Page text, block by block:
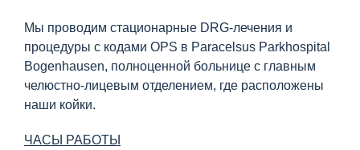
Мы проводим стационарные DRG-лечения и
процедуры с кодами OPS в Paracelsus Parkhospital
Bogenhausen, полноценной больнице с главным
челюстно-лицевым отделением, где расположены
наши койки.
ЧАСЫ РАБОТЫ